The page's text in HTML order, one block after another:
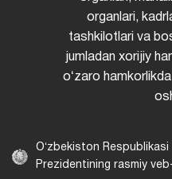
organlari,
tashkilotlari va
jumladan xorijiy
oʻzaro
Oʻzbekiston Respublikasi
Prezidentining rasmiy